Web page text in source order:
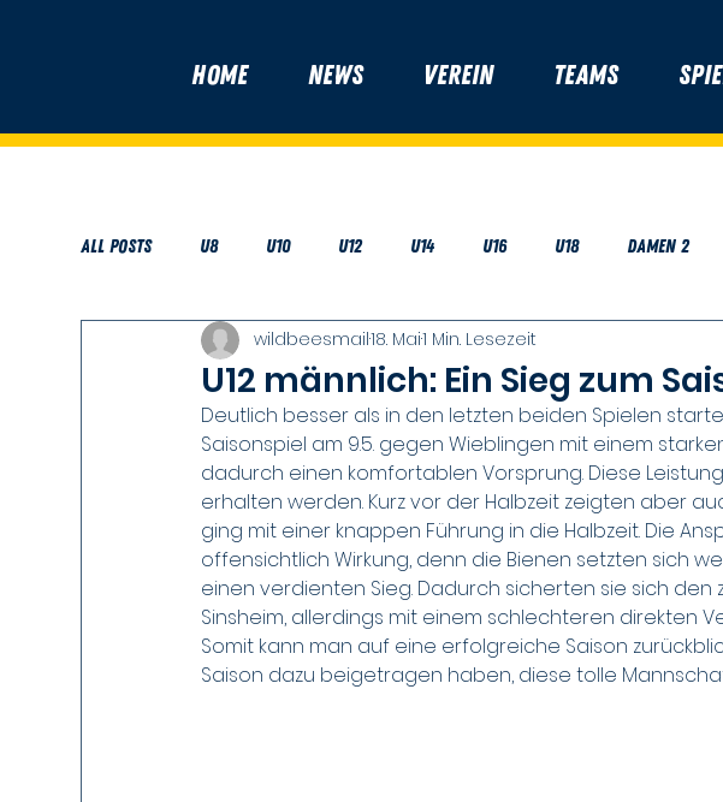
Home News Verein Teams
All Posts U8 U10 U12 U14 U16 U18 Damen 2
Freundeskreis
U12 männlich: Ein Sieg zum
wildbeesmail18. Mai1 Min. Lesezeit
Deutlich besser als in den letzten beiden Spielen
Saisonspiel am 9.5. gegen Wieblingen mit einem
dadurch einen komfortablen Vorsprung. Diese
erhalten werden. Kurz vor der Halbzeit zeigten aber
ging mit einer knappen Führung in die Halbzeit. Die
offensichtlich Wirkung, denn die Bienen setzten sich
einen verdienten Sieg. Dadurch sicherten sie sich
Sinsheim, allerdings mit einem schlechteren direkten
Somit kann man auf eine erfolgreiche Saison
Saison dazu beigetragen haben, diese tolle